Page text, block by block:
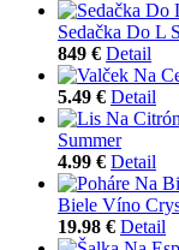
Sedačka Do L
849 € Detail
5.49 € Detail
Summer
4.99 € Detail
Biele Víno
19.98 € Detail